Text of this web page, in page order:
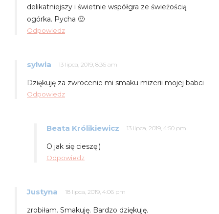
delikatniejszy i świetnie współgra ze świeżością
ogórka. Pycha 🙂
Odpowiedz
sylwia 13 lipca, 2019, 8:36 am
Dziękuję za zwrocenie mi smaku mizerii mojej babci
Odpowiedz
Beata Królikiewicz 13 lipca, 2019, 4:50 pm
O jak się cieszę:)
Odpowiedz
Justyna 18 lipca, 2019, 4:06 pm
zrobiłam. Smakuję. Bardzo dziękuję.